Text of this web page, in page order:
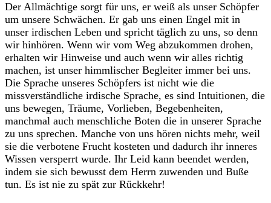
Der Allmächtige sorgt für uns, er weiß als unser Schöpfer
um unsere Schwächen. Er gab uns einen Engel mit in
unser irdischen Leben und spricht täglich zu uns, so denn
wir hinhören. Wenn wir vom Weg abzukommen drohen,
erhalten wir Hinweise und auch wenn wir alles richtig
machen, ist unser himmlischer Begleiter immer bei uns.
Die Sprache unseres Schöpfers ist nicht wie die
missverständliche irdische Sprache, es sind Intuitionen, die
uns bewegen, Träume, Vorlieben, Begebenheiten,
manchmal auch menschliche Boten die in unserer Sprache
zu uns sprechen. Manche von uns hören nichts mehr, weil
sie die verbotene Frucht kosteten und dadurch ihr inneres
Wissen versperrt wurde. Ihr Leid kann beendet werden,
indem sie sich bewusst dem Herrn zuwenden und Buße
tun. Es ist nie zu spät zur Rückkehr!